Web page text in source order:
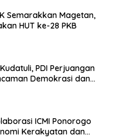
Semarakkan Magetan,
HUT ke-28 PKB
PDI Perjuangan
Demokrasi dan
ICMI Ponorogo
Kerakyatan dan